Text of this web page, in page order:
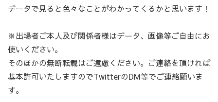
データで見ると色々なことがわかってくるかと思います！
※出場者ご本人及び関係者様はデータ、画像等ご自由にお
使いください。
そのほかの無断転載はご遠慮ください。ご連絡を頂ければ
基本許可いたしますのでTwitterのDM等でご連絡願いま
す。